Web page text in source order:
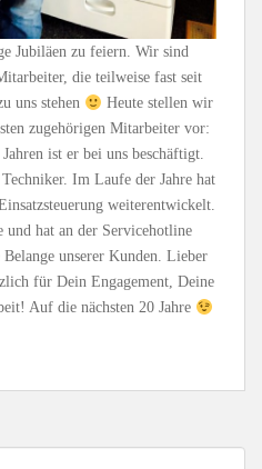
Jubiläen zu feiern. Wir sind
die teilweise fast seit
uns stehen
Heute stellen wir
zugehörigen Mitarbeiter vor:
ist er bei uns beschäftigt.
Im Laufe der Jahre hat
weiterentwickelt.
und hat an der Servicehotline
unserer Kunden. Lieber
für Dein Engagement, Deine
Auf die nächsten 20 Jahre